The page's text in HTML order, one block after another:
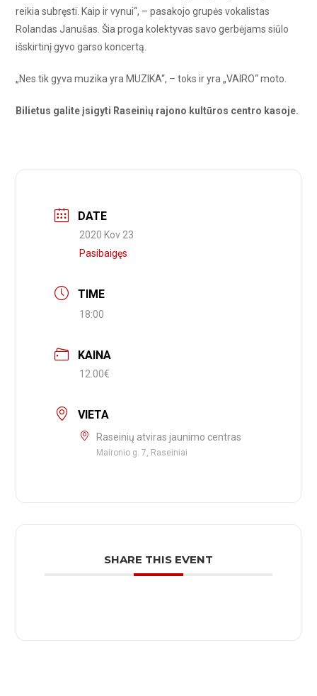
reikia subręsti. Kaip ir vynui“, – pasakojo grupės vokalistas
Rolandas Janušas. Šia proga kolektyvas savo gerbėjams siūlo
išskirtinį gyvo garso koncertą.
„Nes tik gyva muzika yra MUZIKA“, – toks ir yra „VAIRO“ moto.
Bilietus galite įsigyti Raseinių rajono kultūros centro kasoje.
DATE
2020 Kov 23
Pasibaigęs
TIME
18:00
KAINA
12.00€
VIETA
Raseinių atviras jaunimo centras
Maironio g. 7, Raseiniai
SHARE THIS EVENT